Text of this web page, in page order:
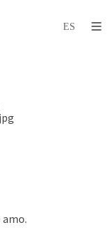
amo.